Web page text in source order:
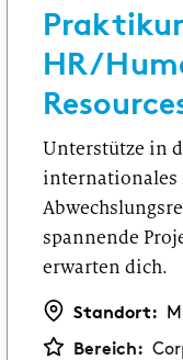
HR/
Unterstütze in
internationales
spannende
erwarten dich.
Standort:
Bereich: